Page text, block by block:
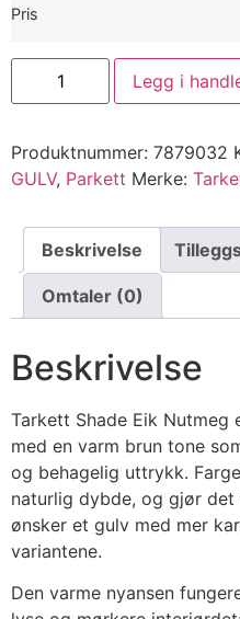
Pris
Legg i
Produktnummer: 7879032
GULV, Parkett Merke:
Beskrivelse
Omtaler (0)
Beskrivelse
Tarkett Shade Eik Nutmeg
med en varm brun tone
og behagelig uttrykk.
naturlig dybde, og gjør
ønsker et gulv med mer
variantene.
Den varme nyansen